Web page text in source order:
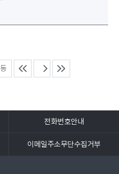
전화번호안내
이메일주소무단수집거부